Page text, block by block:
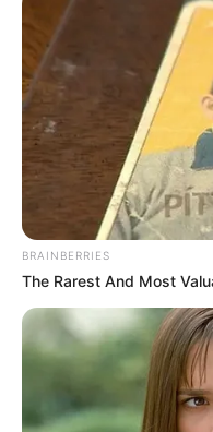
BRAINBERRIES
The Rarest And Most